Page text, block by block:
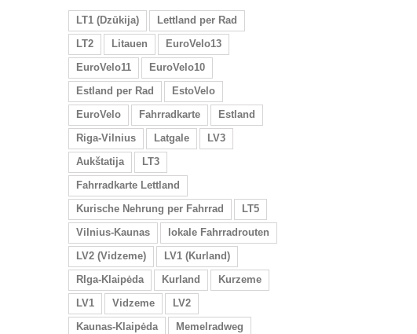
LT1 (Dzūkija)
Lettland per Rad
LT2
Litauen
EuroVelo13
EuroVelo11
EuroVelo10
Estland per Rad
EstoVelo
EuroVelo
Fahrradkarte
Estland
Riga-Vilnius
Latgale
LV3
Aukštatija
LT3
Fahrradkarte Lettland
Kurische Nehrung per Fahrrad
LT5
Vilnius-Kaunas
lokale Fahrradrouten
LV2 (Vidzeme)
LV1 (Kurland)
RIga-Klaipėda
Kurland
Kurzeme
LV1
Vidzeme
LV2
Kaunas-Klaipėda
Memelradweg